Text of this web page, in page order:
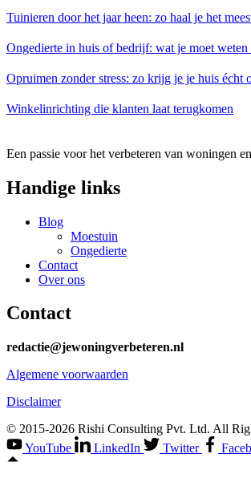
Tuinieren door het jaar heen: zo haal je het
Ongedierte in huis of bedrijf: wat je moet
Opruimen zonder stress: zo krijg je je huis écht
Winkelinrichting die klanten laat terugkomen
Een passie voor het verbeteren van woningen
Handige links
Blog
Moestuin
Ongedierte
Contact
Over ons
Contact
redactie@jewoningverbeteren.nl
Algemene voorwaarden
Disclaimer
© 2015-2026 Rishi Consulting Pvt. Ltd. All
YouTube
LinkedIn Twitter